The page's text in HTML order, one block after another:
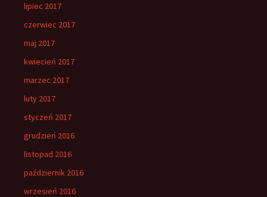
lipiec 2017
czerwiec 2017
maj 2017
kwiecień 2017
marzec 2017
luty 2017
styczeń 2017
grudzień 2016
listopad 2016
październik 2016
wrzesień 2016